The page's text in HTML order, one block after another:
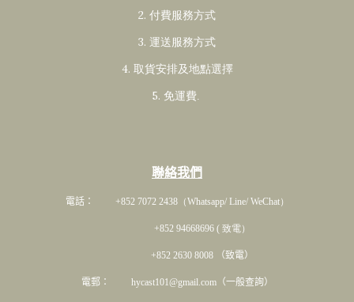
2. 付費服務方式
3. 運送服務方式
4. 取貨安排及地點選擇
5. 免運費.
聯絡我們
電話： +852 7072 2438（Whatsapp/ Line/ WeChat）
+852 94668696 ( 致電）
+852 2630 8008 （致電）
電郵： hycast101@gmail.com（一般查詢）